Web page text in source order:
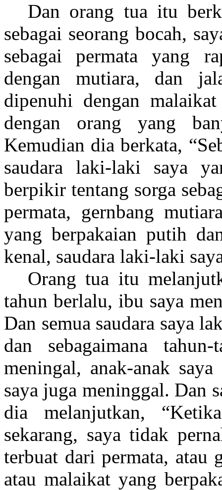
Dan orang tua itu
sebagai seorang bocah,
sebagai permata yang
dengan mutiara, dan
dipenuhi dengan
dengan orang yang
Kemudian dia berkata,
saudara laki-laki saya
berpikir tentang sorga
permata, gernbang
yang berpakaian putih
kenal, saudara laki-laki
Orang tua itu
tahun berlalu, ibu saya
Dan semua saudara saya
dan sebagaimana
meningal, anak-anak saya
saya juga meninggal. Dan
dia melanjutkan,
sekarang, saya tidak
terbuat dari permata, atau
atau malaikat yang